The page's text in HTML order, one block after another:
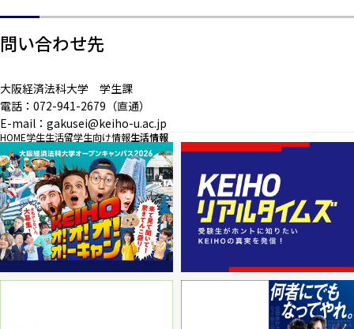
問い合わせ先
大阪経済法科大学 学生課
電話：072-941-2679（直通）
E-mail：gakusei@keiho-u.ac.jp
HOME学生生活留学生向け情報生活情報